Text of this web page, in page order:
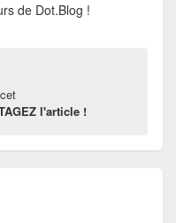
de Dot.Blog !
l'article !